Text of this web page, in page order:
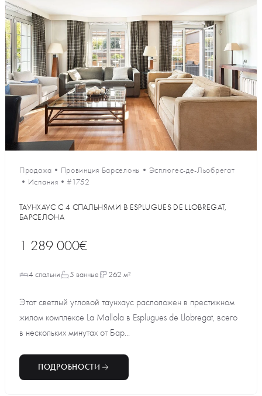
Продажа • Провинция Барселоны • Эсплюгес-де-Льобрегат
• Испания •#1752
ТАУНХАУС С 4 СПАЛЬНЯМИ В ESPLUGUES DE LLOBREGAT,
БАРСЕЛОНА
1 289 000€
4 спальни 5 ванные 262 м²
Этот светлый угловой таунхаус расположен в престижном
жилом комплексе La Mallola в Esplugues de Llobregat, всего
в нескольких минутах от Бар...
ПОДРОБНОСТИ